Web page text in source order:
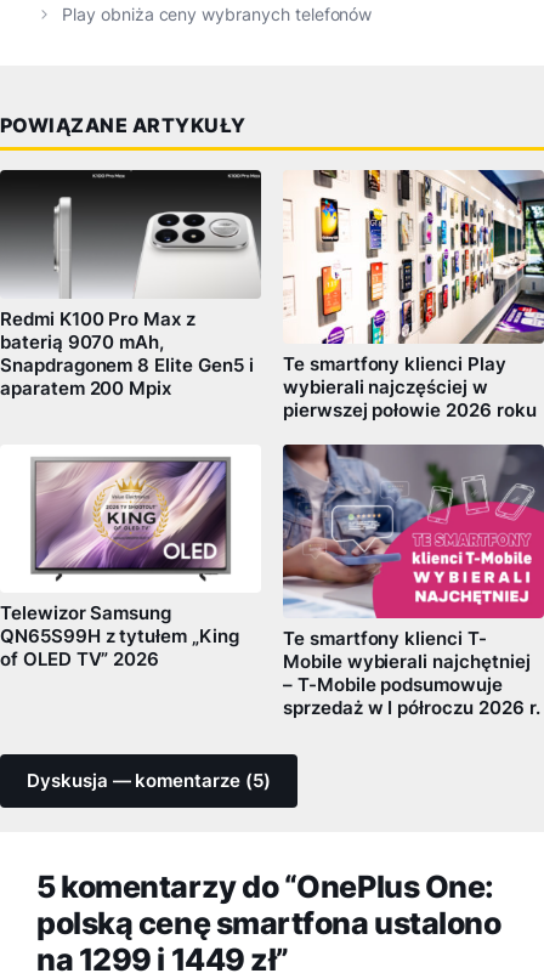
Play obniża ceny wybranych telefonów
POWIĄZANE ARTYKUŁY
Redmi K100 Pro Max z
baterią 9070 mAh,
Snapdragonem 8 Elite Gen5 i
aparatem 200 Mpix
Te smartfony klienci Play
wybierali najczęściej w
pierwszej połowie 2026 roku
Telewizor Samsung
QN65S99H z tytułem „King
of OLED TV” 2026
Te smartfony klienci T-
Mobile wybierali najchętniej
– T-Mobile podsumowuje
sprzedaż w I półroczu 2026 r.
Dyskusja — komentarze (5)
5 komentarzy do “OnePlus One:
polską cenę smartfona ustalono
na 1299 i 1449 zł”